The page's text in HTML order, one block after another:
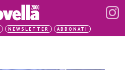
NEWSLETTER ABBONATI